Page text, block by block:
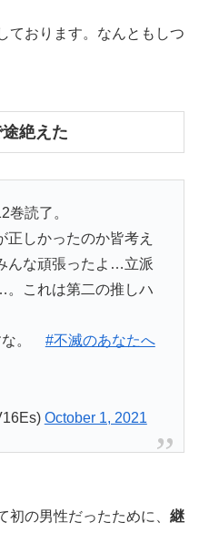
ております。なんともしつ
絶えた
巻読了。
しかったのか皆考え
んな頑張ったよ…立派
これは第二の推しハ
な。 #不滅のあなたへ
October 1, 2021
初の男性だったために、 継